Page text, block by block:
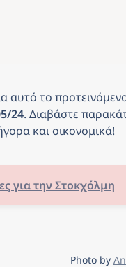
αυτό το
24. Διαβάστε
και οικονομικά!
για την Στοκχόλμη
Photo by